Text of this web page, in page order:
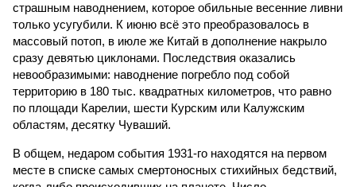
страшным наводнением, которое обильные весенние ливни
только усугубили. К июню всё это преобразовалось в
массовый потоп, в июле же Китай в дополнение накрыло
сразу девятью циклонами. Последствия оказались
невообразимыми: наводнение погребло под собой
территорию в 180 тыс. квадратных километров, что равно
по площади Карелии, шести Курским или Калужским
областям, десятку Чуваший.
В общем, недаром события 1931-го находятся на первом
месте в списке самых смертоносных стихийных бедствий,